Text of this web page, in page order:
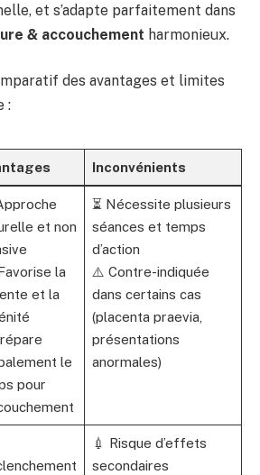
et s’adapte parfaitement dans
& accouchement harmonieux.
des avantages et limites
:
Inconvénients
et non
la
et la
le
pour
⏳ Nécessite plusieurs
séances et temps
d’action
⚠️ Contre-indiquée
dans certains cas
(placenta praevia,
présentations
anormales)
💉 Risque d’effets
secondaires